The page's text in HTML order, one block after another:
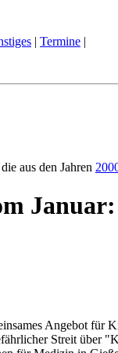
| Termine |
aus den Jahren
Januar:
Angebot für
Streit über